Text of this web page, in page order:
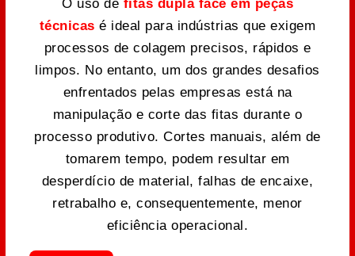
O uso de fitas dupla face em peças
técnicas é ideal para indústrias que exigem
processos de colagem precisos, rápidos e
limpos. No entanto, um dos grandes desafios
enfrentados pelas empresas está na
manipulação e corte das fitas durante o
processo produtivo. Cortes manuais, além de
tomarem tempo, podem resultar em
desperdício de material, falhas de encaixe,
retrabalho e, consequentemente, menor
eficiência operacional.